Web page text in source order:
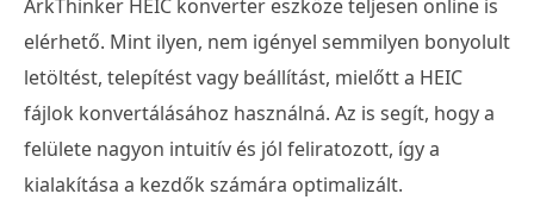
ArkThinker HEIC konverter eszköze teljesen online is
elérhető. Mint ilyen, nem igényel semmilyen bonyolult
letöltést, telepítést vagy beállítást, mielőtt a HEIC
fájlok konvertálásához használná. Az is segít, hogy a
felülete nagyon intuitív és jól feliratozott, így a
kialakítása a kezdők számára optimalizált.